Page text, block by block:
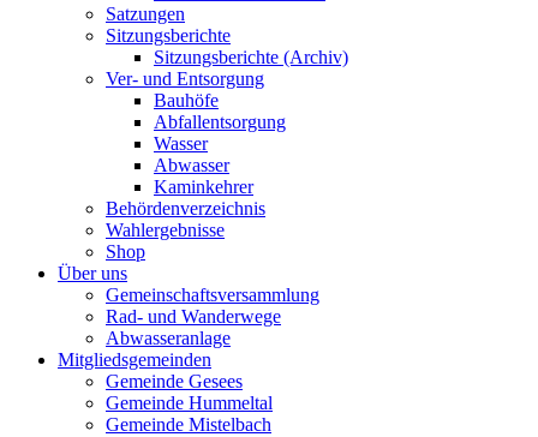
Satzungen
Sitzungsberichte
Sitzungsberichte (Archiv)
Ver- und Entsorgung
Bauhöfe
Abfallentsorgung
Wasser
Abwasser
Kaminkehrer
Behördenverzeichnis
Wahlergebnisse
Shop
Über uns
Gemeinschaftsversammlung
Rad- und Wanderwege
Abwasseranlage
Mitgliedsgemeinden
Gemeinde Gesees
Gemeinde Hummeltal
Gemeinde Mistelbach